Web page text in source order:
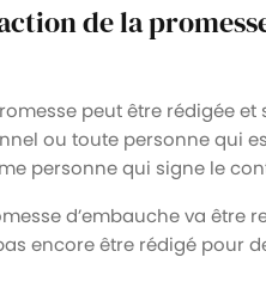
de la
peut être rédigée
ou toute personne qui
personne qui signe le
d’embauche va
encore être rédigé pour